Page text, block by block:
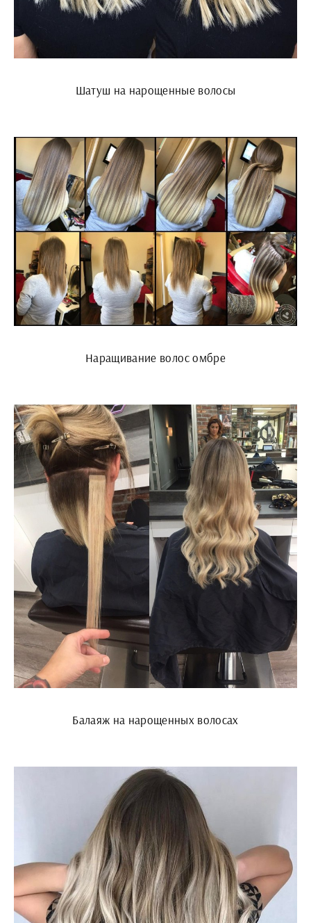
Шатуш на нарощенные волосы
Наращивание волос омбре
Балаяж на нарощенных волосах